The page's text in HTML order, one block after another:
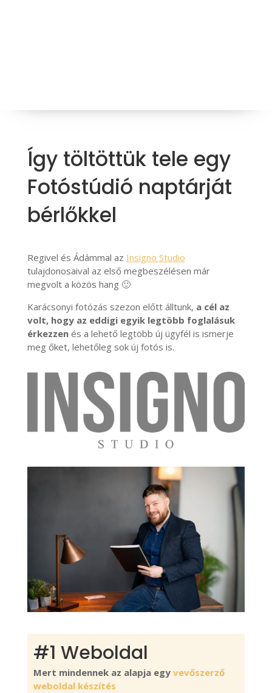
Így töltöttük tele egy
Fotóstúdió naptárját
bérlőkkel
Regivel és Ádámmal az Insigno Studio
tulajdonosaival az első megbeszélésen már
megvolt a közös hang 🙂
Karácsonyi fotózás szezon előtt álltunk, a cél az
volt, hogy az eddigi egyik legtöbb foglalásuk
érkezzenés a lehető legtöbb új ügyfél is ismerje
meg őket, lehetőleg sok új fotós is.
#1 Weboldal
Mert mindennek az alapja egy vevőszerző
weboldal készítés